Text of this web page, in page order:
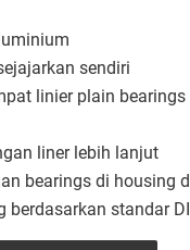
sendiri
linier plain bearings
liner lebih lanjut
bearings di housing
berdasarkan standar